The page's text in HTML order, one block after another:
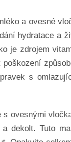
a ovesné
hydratace a
je zdrojem
s
s ovesnými
dekolt. Tuto